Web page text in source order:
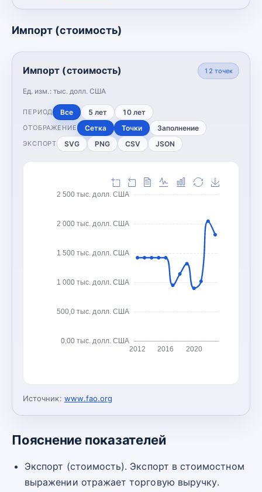
Импорт (стоимость)
Импорт (стоимость)
Ед. изм.: тыс. долл. США
12 точек
ПЕРИОД Все 5 лет 10 лет
ОТОБРАЖЕНИЕ Сетка Точки Заполнение
ЭКСПОРТ SVG PNG CSV JSON
0,00 тыс. долл. США
500,0 тыс. долл. США
1 000 тыс. долл. США
1 500 тыс. долл. США
2 000 тыс. долл. США
2 500 тыс. долл. США
2012 2016 2020
Источник: www.fao.org
Пояснение показателей
Экспорт (стоимость). Экспорт в стоимостном
выражении отражает торговую выручку.